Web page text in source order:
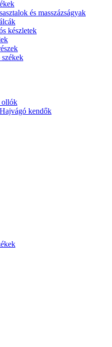
és masszázságyak
készletek
ollók
kendők